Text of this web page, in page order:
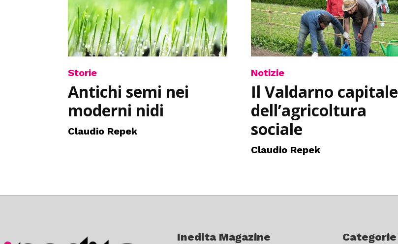
Storie
Antichi semi nei
moderni nidi
Claudio Repek
Notizie
Il Valdarno capitale
dell’agricoltura
sociale
Claudio Repek
Inedita Magazine Categorie